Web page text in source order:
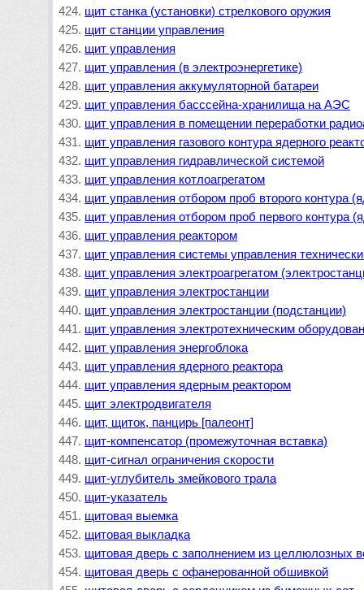
щит станка (установки) стрелкового оружия
щит станции управления
щит управления
щит управления (в электроэнергетике)
щит управления аккумуляторной батареи
щит управления басссейна-хранилища на АЭС
щит управления в помещении переработки
щит управления газового контура ядерного
щит управления гидравлической системой
щит управления котлоагрегатом
щит управления отбором проб второго контура
щит управления отбором проб первого контура
щит управления реактором
щит управления системы управления
щит управления электроагрегатом
щит управления электростанции
щит управления электростанции (подстанции)
щит управления электротехническим
щит управления энергоблока
щит управления ядерного реактора
щит управления ядерным реактором
щит электродвигателя
щит, щиток, панцирь [палеонт]
щит-компенсатор (промежуточная вставка)
щит-сигнал ограничения скорости
щит-углубитель змейкового трала
щит-указатель
щитовая выемка
щитовая выкладка
щитовая дверь с заполнением из целлюлозных
щитовая дверь с офанерованной обшивкой